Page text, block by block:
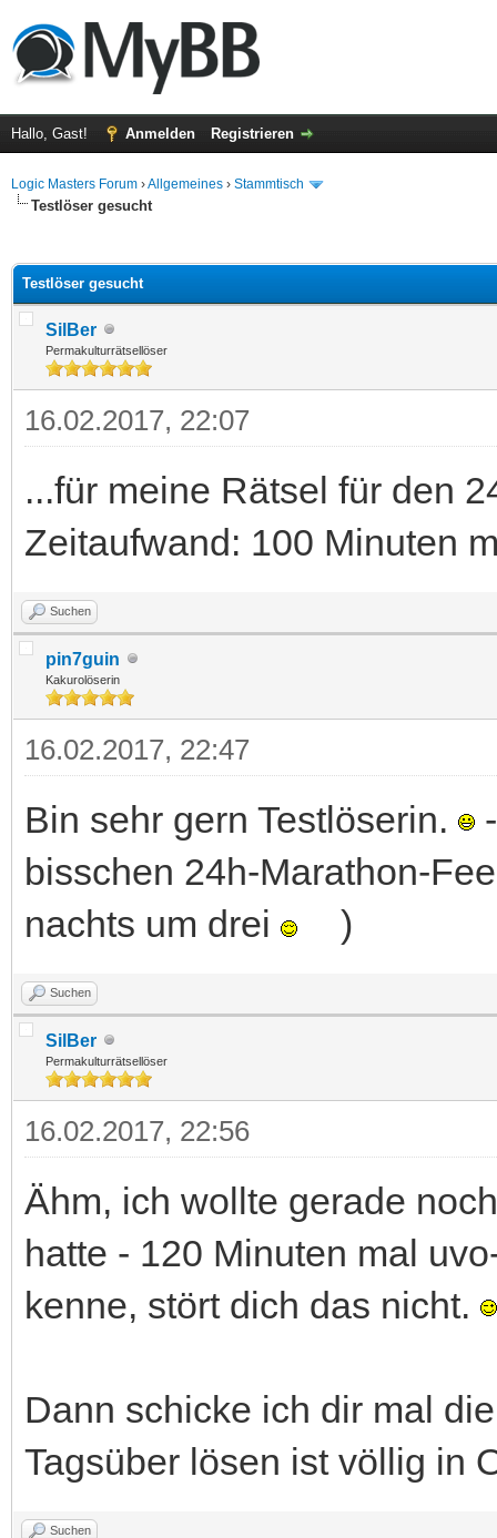
Hallo, Gast! Anmelden Registrieren
Logic Masters Forum ›Allgemeines › Stammtisch
Testlöser gesucht
Testlöser gesucht
SilBer
Permakulturrätsellöser
16.02.2017, 22:07
...für meine Rätsel für den
Zeitaufwand: 100 Minuten
Suchen
pin7guin
Kakurolöserin
16.02.2017, 22:47
Bin sehr gern Testlöserin.
bisschen 24h-Marathon-
nachts um drei
)
Suchen
SilBer
Permakulturrätsellöser
16.02.2017, 22:56
Ähm, ich wollte gerade
hatte - 120 Minuten mal
kenne, stört dich das nicht.
Dann schicke ich dir mal
Tagsüber lösen ist völlig in
Suchen